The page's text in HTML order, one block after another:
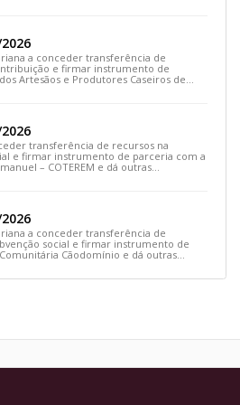
a conceder transferência de
e firmar instrumento de
Artesãos e Produtores Caseiros de
transferência de recursos na
e firmar instrumento de parceria com a
– COTEREM e dá outras
a conceder transferência de
social e firmar instrumento de
Cãodomínio e dá outras